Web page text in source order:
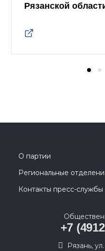
Рязанской
О партии
Региональные
Контакты пресс-службы
+7
Рязань,